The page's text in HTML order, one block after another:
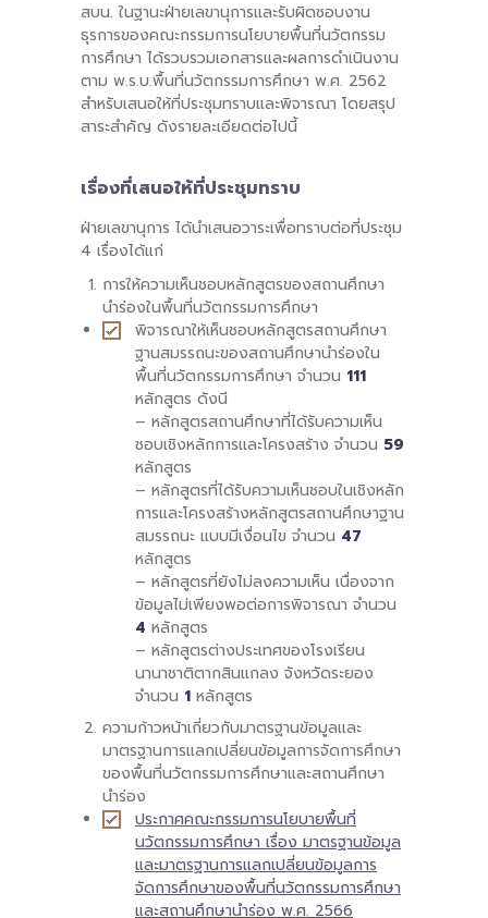
สบน. ในฐานะฝ่ายเลขานุการและรับผิดชอบงาน
ธุรการของคณะกรรมการนโยบายพื้นที่นวัตกรรม
การศึกษา ได้รวบรวมเอกสารและผลการดำเนินงาน
ตาม พ.ร.บ.พื้นที่นวัตกรรมการศึกษา พ.ศ. 2562
สำหรับเสนอให้ที่ประชุมทราบและพิจารณา โดยสรุป
สาระสำคัญ ดังรายละเอียดต่อไปนี้
เรื่องที่เสนอให้ที่ประชุมทราบ
ฝ่ายเลขานุการ ได้นำเสนอวาระเพื่อทราบต่อที่ประชุม
4 เรื่องได้แก่
การให้ความเห็นชอบหลักสูตรของสถานศึกษา
นำร่องในพื้นที่นวัตกรรมการศึกษา
พิจารณาให้เห็นชอบหลักสูตรสถานศึกษา
ฐานสมรรถนะของสถานศึกษานำร่องใน
พื้นที่นวัตกรรมการศึกษา จำนวน 111
หลักสูตร ดังนี
– หลักสูตรสถานศึกษาที่ได้รับความเห็น
ชอบเชิงหลักการและโครงสร้าง จำนวน 59
หลักสูตร
– หลักสูตรที่ได้รับความเห็นชอบในเชิงหลัก
การและโครงสร้างหลักสูตรสถานศึกษาฐาน
สมรรถนะ แบบมีเงื่อนไข จำนวน 47
หลักสูตร
– หลักสูตรที่ยังไม่ลงความเห็น เนื่องจาก
ข้อมูลไม่เพียงพอต่อการพิจารณา จำนวน
4 หลักสูตร
– หลักสูตรต่างประเทศของโรงเรียน
นานาชาติตากสินแกลง จังหวัดระยอง
จำนวน 1 หลักสูตร
ความก้าวหน้าเกี่ยวกับมาตรฐานข้อมูลและ
มาตรฐานการแลกเปลี่ยนข้อมูลการจัดการศึกษา
ของพื้นที่นวัตกรรมการศึกษาและสถานศึกษา
นำร่อง
ประกาศคณะกรรมการนโยบายพื้นที่
นวัตกรรมการศึกษา เรื่อง มาตรฐานข้อมูล
และมาตรฐานการแลกเปลี่ยนข้อมูลการ
จัดการศึกษาของพื้นที่นวัตกรรมการศึกษา
และสถานศึกษานำร่อง พ.ศ. 2566